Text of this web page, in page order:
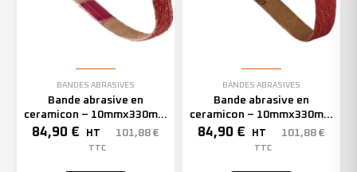
BANDES ABRASIVES
Bande abrasive en
ceramicon – 10mmx330mm
– Grain 60 – 333002 (x50)
84,90 € HT 101,88 €
TTC
BANDES ABRASIVES
Bande abrasive en
ceramicon – 10mmx330mm
– Grain 80 – 333003 (x50)
84,90 € HT 101,88 €
TTC